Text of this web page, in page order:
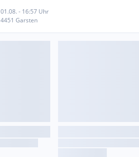
01.08. - 16:57 Uhr
4451 Garsten